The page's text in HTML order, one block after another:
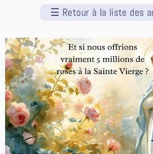
☰ Retour à la liste des